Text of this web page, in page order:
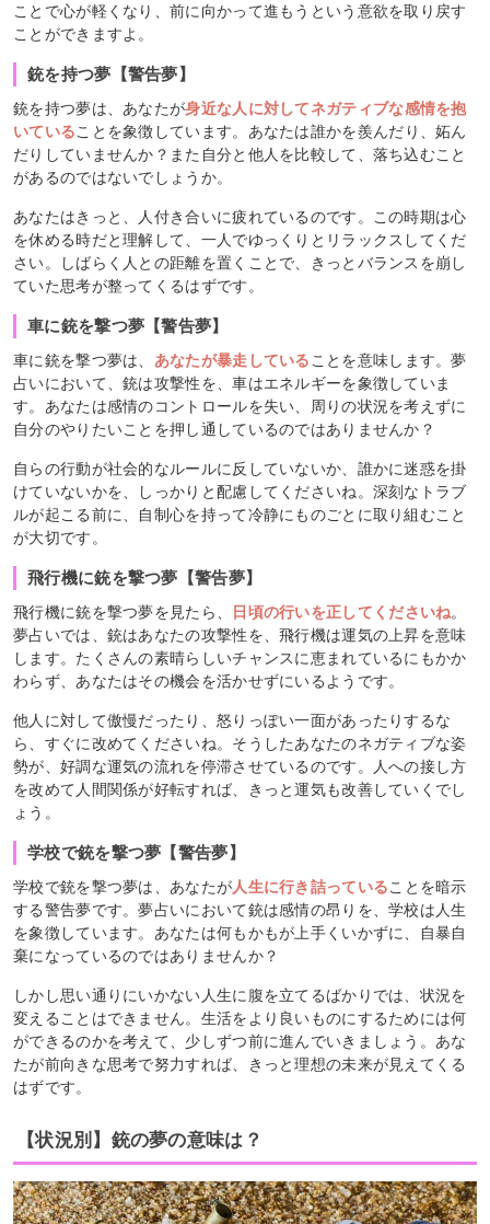
ことで心が軽くなり、前に向かって進もうという意欲を取り戻す
ことができますよ。
銃を持つ夢【警告夢】
銃を持つ夢は、あなたが身近な人に対してネガティブな感情を抱
いていることを象徴しています。あなたは誰かを羨んだり、妬ん
だりしていませんか？また自分と他人を比較して、落ち込むこと
があるのではないでしょうか。
あなたはきっと、人付き合いに疲れているのです。この時期は心
を休める時だと理解して、一人でゆっくりとリラックスしてくだ
さい。しばらく人との距離を置くことで、きっとバランスを崩し
ていた思考が整ってくるはずです。
車に銃を撃つ夢【警告夢】
車に銃を撃つ夢は、 あなたが暴走している ことを意味します。夢
占いにおいて、銃は攻撃性を、車はエネルギーを象徴していま
す。あなたは感情のコントロールを失い、周りの状況を考えずに
自分のやりたいことを押し通しているのではありませんか？
自らの行動が社会的なルールに反していないか、誰かに迷惑を掛
けていないかを、しっかりと配慮してくださいね。深刻なトラブ
ルが起こる前に、自制心を持って冷静にものごとに取り組むこと
が大切です。
飛行機に銃を撃つ夢【警告夢】
飛行機に銃を撃つ夢を見たら、 日頃の行いを正してくださいね。
夢占いでは、銃はあなたの攻撃性を、飛行機は運気の上昇を意味
します。たくさんの素晴らしいチャンスに恵まれているにもかか
わらず、あなたはその機会を活かせずにいるようです。
他人に対して傲慢だったり、怒りっぽい一面があったりするな
ら、すぐに改めてくださいね。そうしたあなたのネガティブな姿
勢が、好調な運気の流れを停滞させているのです。人への接し方
を改めて人間関係が好転すれば、きっと運気も改善していくでし
ょう。
学校で銃を撃つ夢【警告夢】
学校で銃を撃つ夢は、あなたが人生に行き詰っていることを暗示
する警告夢です。夢占いにおいて銃は感情の昂りを、学校は人生
を象徴しています。あなたは何もかもが上手くいかずに、自暴自
棄になっているのではありませんか？
しかし思い通りにいかない人生に腹を立てるばかりでは、状況を
変えることはできません。生活をより良いものにするためには何
ができるのかを考えて、少しずつ前に進んでいきましょう。あな
たが前向きな思考で努力すれば、きっと理想の未来が見えてくる
はずです。
【状況別】銃の夢の意味は？